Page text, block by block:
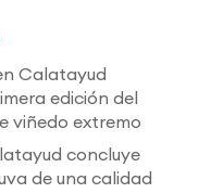
Calatayud
edición del
viñedo extremo
concluye
de una calidad